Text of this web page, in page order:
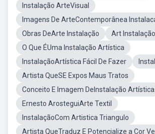
Instalação ArteVisual
Imagens De ArteContemporânea
Obras DeArte Instalação
Art
O Que ÉUma Instalação Artística
InstalaçãoArtística Fácil De Fazer
Artista QueSE Expos Maus Tratos
Conceito E Imagem DeInstalação Artística
Ernesto ArosteguiArte Textil
InstalaçãoCom Artistica Triangulo
Artista QueTraduz E Potencialize a Cor